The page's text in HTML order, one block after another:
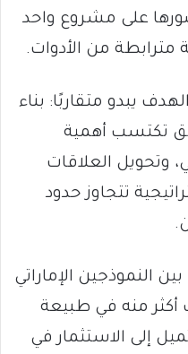
على مشروع واحد
من الأدوات.
يبدو متقاربًا: بناء
تكتسب أهمية
وتحويل العلاقات
تتجاوز حدود
النموذجين الإماراتي
أكثر منه في طبيعة
إلى الاستثمار في